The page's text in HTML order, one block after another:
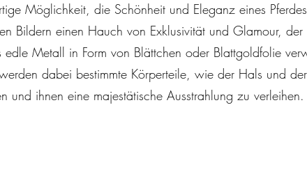
Möglichkeit, die Schönheit und Eleganz eines
Bildern einen Hauch von Exklusivität und Glamour,
Metall in Form von Blättchen oder Blattgoldfolie
dabei bestimmte Körperteile, wie der Hals und
und ihnen eine majestätische Ausstrahlung zu verleihen.